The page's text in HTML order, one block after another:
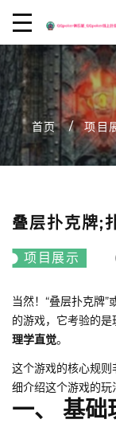
首页 项目
叠层扑克牌;
项目展示
当然！“叠层扑克牌”
的游戏，它考验的是
理学直觉。
这个游戏的核心规
细介绍这个游戏的玩
一、 基础